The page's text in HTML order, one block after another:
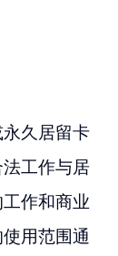
久居留卡
工作与居
作和商业
用范围通